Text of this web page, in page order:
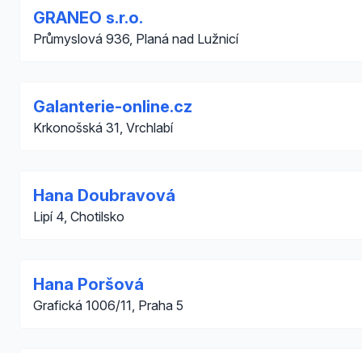
GRANEO s.r.o.
Průmyslová 936, Planá nad Lužnicí
Galanterie-online.cz
Krkonošská 31, Vrchlabí
Hana Doubravová
Lipí 4, Chotilsko
Hana Poršová
Grafická 1006/11, Praha 5